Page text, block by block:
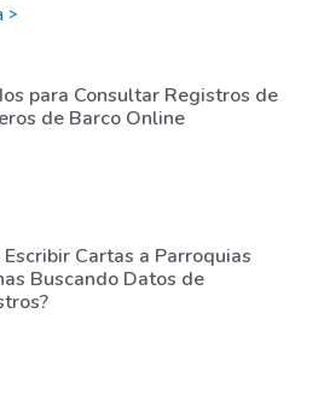
>
para Consultar Registros de
de Barco Online
Escribir Cartas a Parroquias
Buscando Datos de